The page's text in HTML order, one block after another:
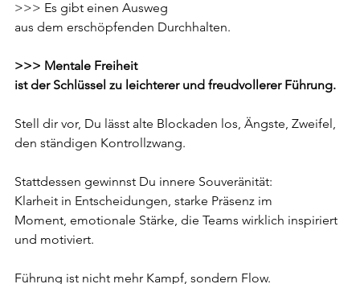
>>> Es gibt einen Ausweg
aus dem erschöpfenden Durchhalten.
>>> Mentale Freiheit
ist der Schlüssel zu leichterer und freudvollerer Führung.
Stell dir vor, Du lässt alte Blockaden los, Ängste, Zweifel,
den ständigen Kontrollzwang.
Stattdessen gewinnst Du innere Souveränität:
Klarheit in Entscheidungen, starke Präsenz im
Moment, emotionale Stärke, die Teams wirklich inspiriert
und motiviert.
Führung ist nicht mehr Kampf, sondern Flow.